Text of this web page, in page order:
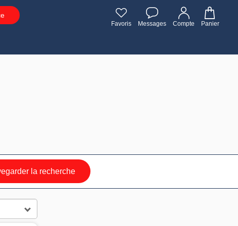
Favoris Messages Compte Panier
la recherche